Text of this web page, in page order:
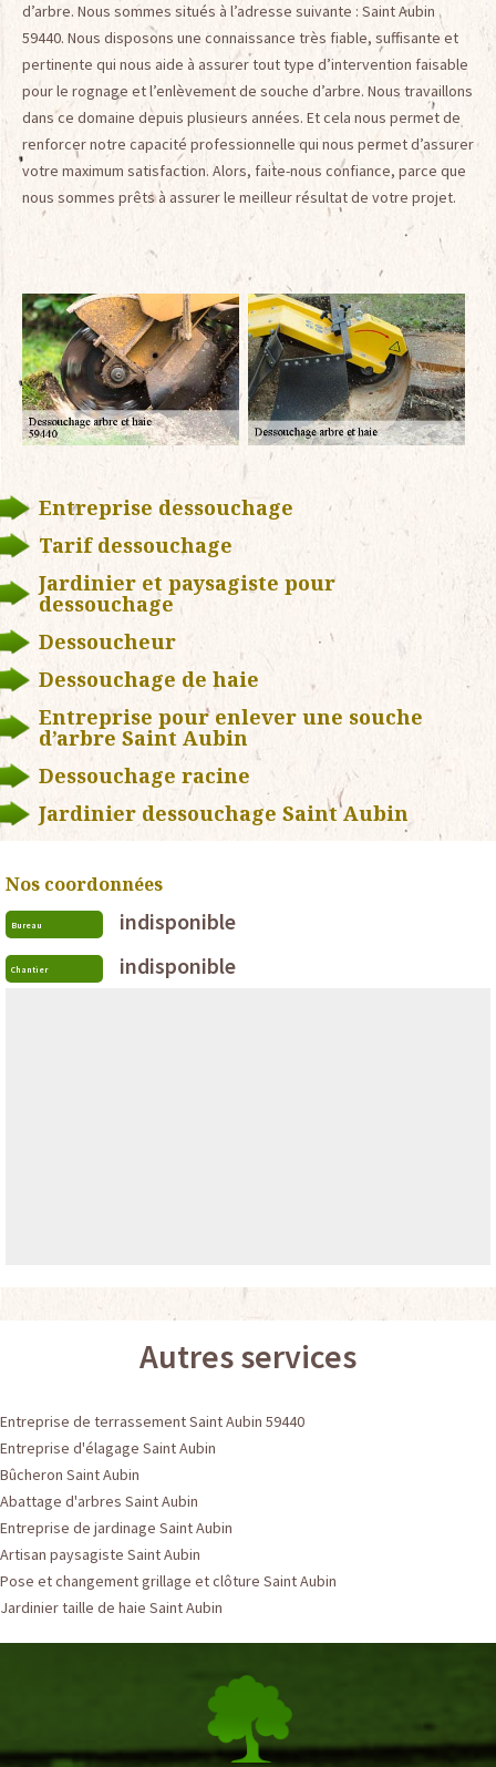
d’arbre. Nous sommes situés à l’adresse suivante : Saint Aubin
59440. Nous disposons une connaissance très fiable, suffisante et
pertinente qui nous aide à assurer tout type d’intervention faisable
pour le rognage et l’enlèvement de souche d’arbre. Nous travaillons
dans ce domaine depuis plusieurs années. Et cela nous permet de
renforcer notre capacité professionnelle qui nous permet d’assurer
votre maximum satisfaction. Alors, faite-nous confiance, parce que
nous sommes prêts à assurer le meilleur résultat de votre projet.
Entreprise dessouchage
Tarif dessouchage
Jardinier et paysagiste pour
dessouchage
Dessoucheur
Dessouchage de haie
Entreprise pour enlever une souche
d’arbre Saint Aubin
Dessouchage racine
Jardinier dessouchage Saint Aubin
Nos coordonnées
Bureau indisponible
Chantier indisponible
Autres services
Entreprise de terrassement Saint Aubin 59440
Entreprise d'élagage Saint Aubin
Bûcheron Saint Aubin
Abattage d'arbres Saint Aubin
Entreprise de jardinage Saint Aubin
Artisan paysagiste Saint Aubin
Pose et changement grillage et clôture Saint Aubin
Jardinier taille de haie Saint Aubin